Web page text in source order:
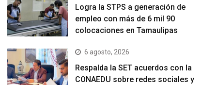
Logra la STPS a generación de
empleo con más de 6 mil 90
colocaciones en Tamaulipas
6 agosto, 2026
Respalda la SET acuerdos con la
CONAEDU sobre redes sociales y